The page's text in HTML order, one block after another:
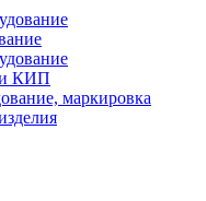
и КИП
маркировка